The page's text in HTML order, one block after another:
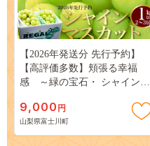
【2026年発送分 先行予約】
【高評価多数】頬張る幸福
感 ～緑の宝石・ シャインマ
３房） フルーツ 山梨県産 果
物 くだもの シャイン マスカ
ット ぶどう ブドウ 葡萄 大粒
9,000 円
山梨県富士川町